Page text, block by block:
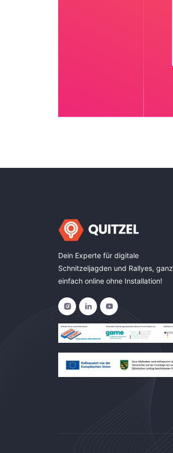
Dein Experte für digitale
Schnitzeljagden und Rallyes, ganz
einfach online ohne Installation!